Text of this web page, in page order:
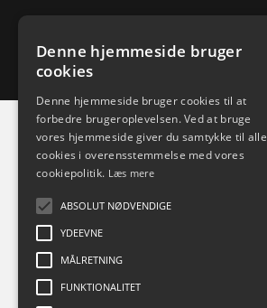
Pilestræde 52
1112 København K
Denne hjemmeside bruger
cookies
Denne hjemmeside bruger cookies til at
forbedre brugeroplevelsen. Ved at bruge
vores hjemmeside giver du samtykke til alle
cookies i overensstemmelse med vores
cookiepolitik. Læs mere
ABSOLUT NØDVENDIGE
YDEEVNE
MÅLRETNING
FUNKTIONALITET